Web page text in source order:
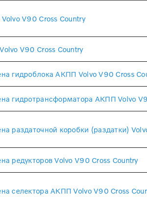
V90 Cross Country
V90 Cross Country
гидроблока АКПП Volvo V90 Cross
гидротрансформатора АКПП Volvo
раздаточной коробки (раздатки)
редукторов Volvo V90 Cross Country
селектора АКПП Volvo V90 Cross